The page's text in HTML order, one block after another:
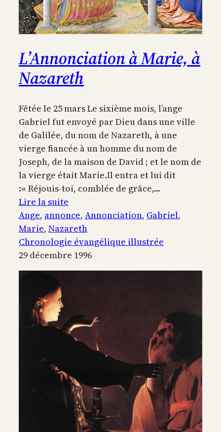
L’Annonciation à Marie, à
Nazareth
Fêtée le 25 mars Le sixième mois, l’ange
Gabriel fut envoyé par Dieu dans une ville
de Galilée, du nom de Nazareth, à une
vierge fiancée à un homme du nom de
Joseph, de la maison de David ; et le nom de
la vierge était Marie.Il entra et lui dit
:« Réjouis-toi, comblée de grâce,…
Lire la suite
L’Annonciation
à
Marie,
à
Nazareth
Ange, annonce, Annonciation, Gabriel
Marie, Nazareth
Chronologie évangélique illustrée
29 décembre 1996